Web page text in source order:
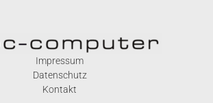
Impressum
Datenschutz
Kontakt